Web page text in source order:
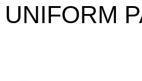
UNIFORM